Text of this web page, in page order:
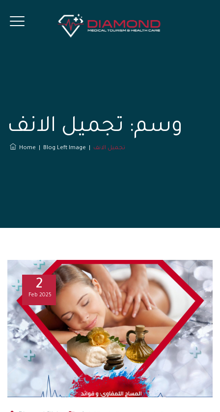
وسم: تجميل الانف
Home Blog Left Image تجميل الانف
2
Feb 2025